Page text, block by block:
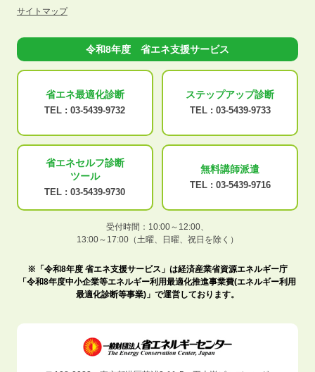
サイトマップ
令和8年度 省エネ支援サービス
省エネ最適化診断
TEL : 03-5439-9732
ステップアップ診断
TEL : 03-5439-9733
省エネセルフ診断
ツール
TEL : 03-5439-9730
無料講師派遣
TEL : 03-5439-9716
受付時間：10:00～12:00、
13:00～17:00（土曜、日曜、祝日を除く）
※「令和8年度 省エネ支援サービス」は経済産業省資源エネルギー庁
「令和8年度中小企業等エネルギー利用最適化推進事業費(エネルギー利用
最適化診断等事業)」で運営しております。